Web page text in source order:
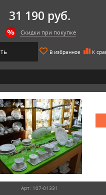
31 190 руб.
Скидки при покупке
В избранное К
Арт: 107-01331